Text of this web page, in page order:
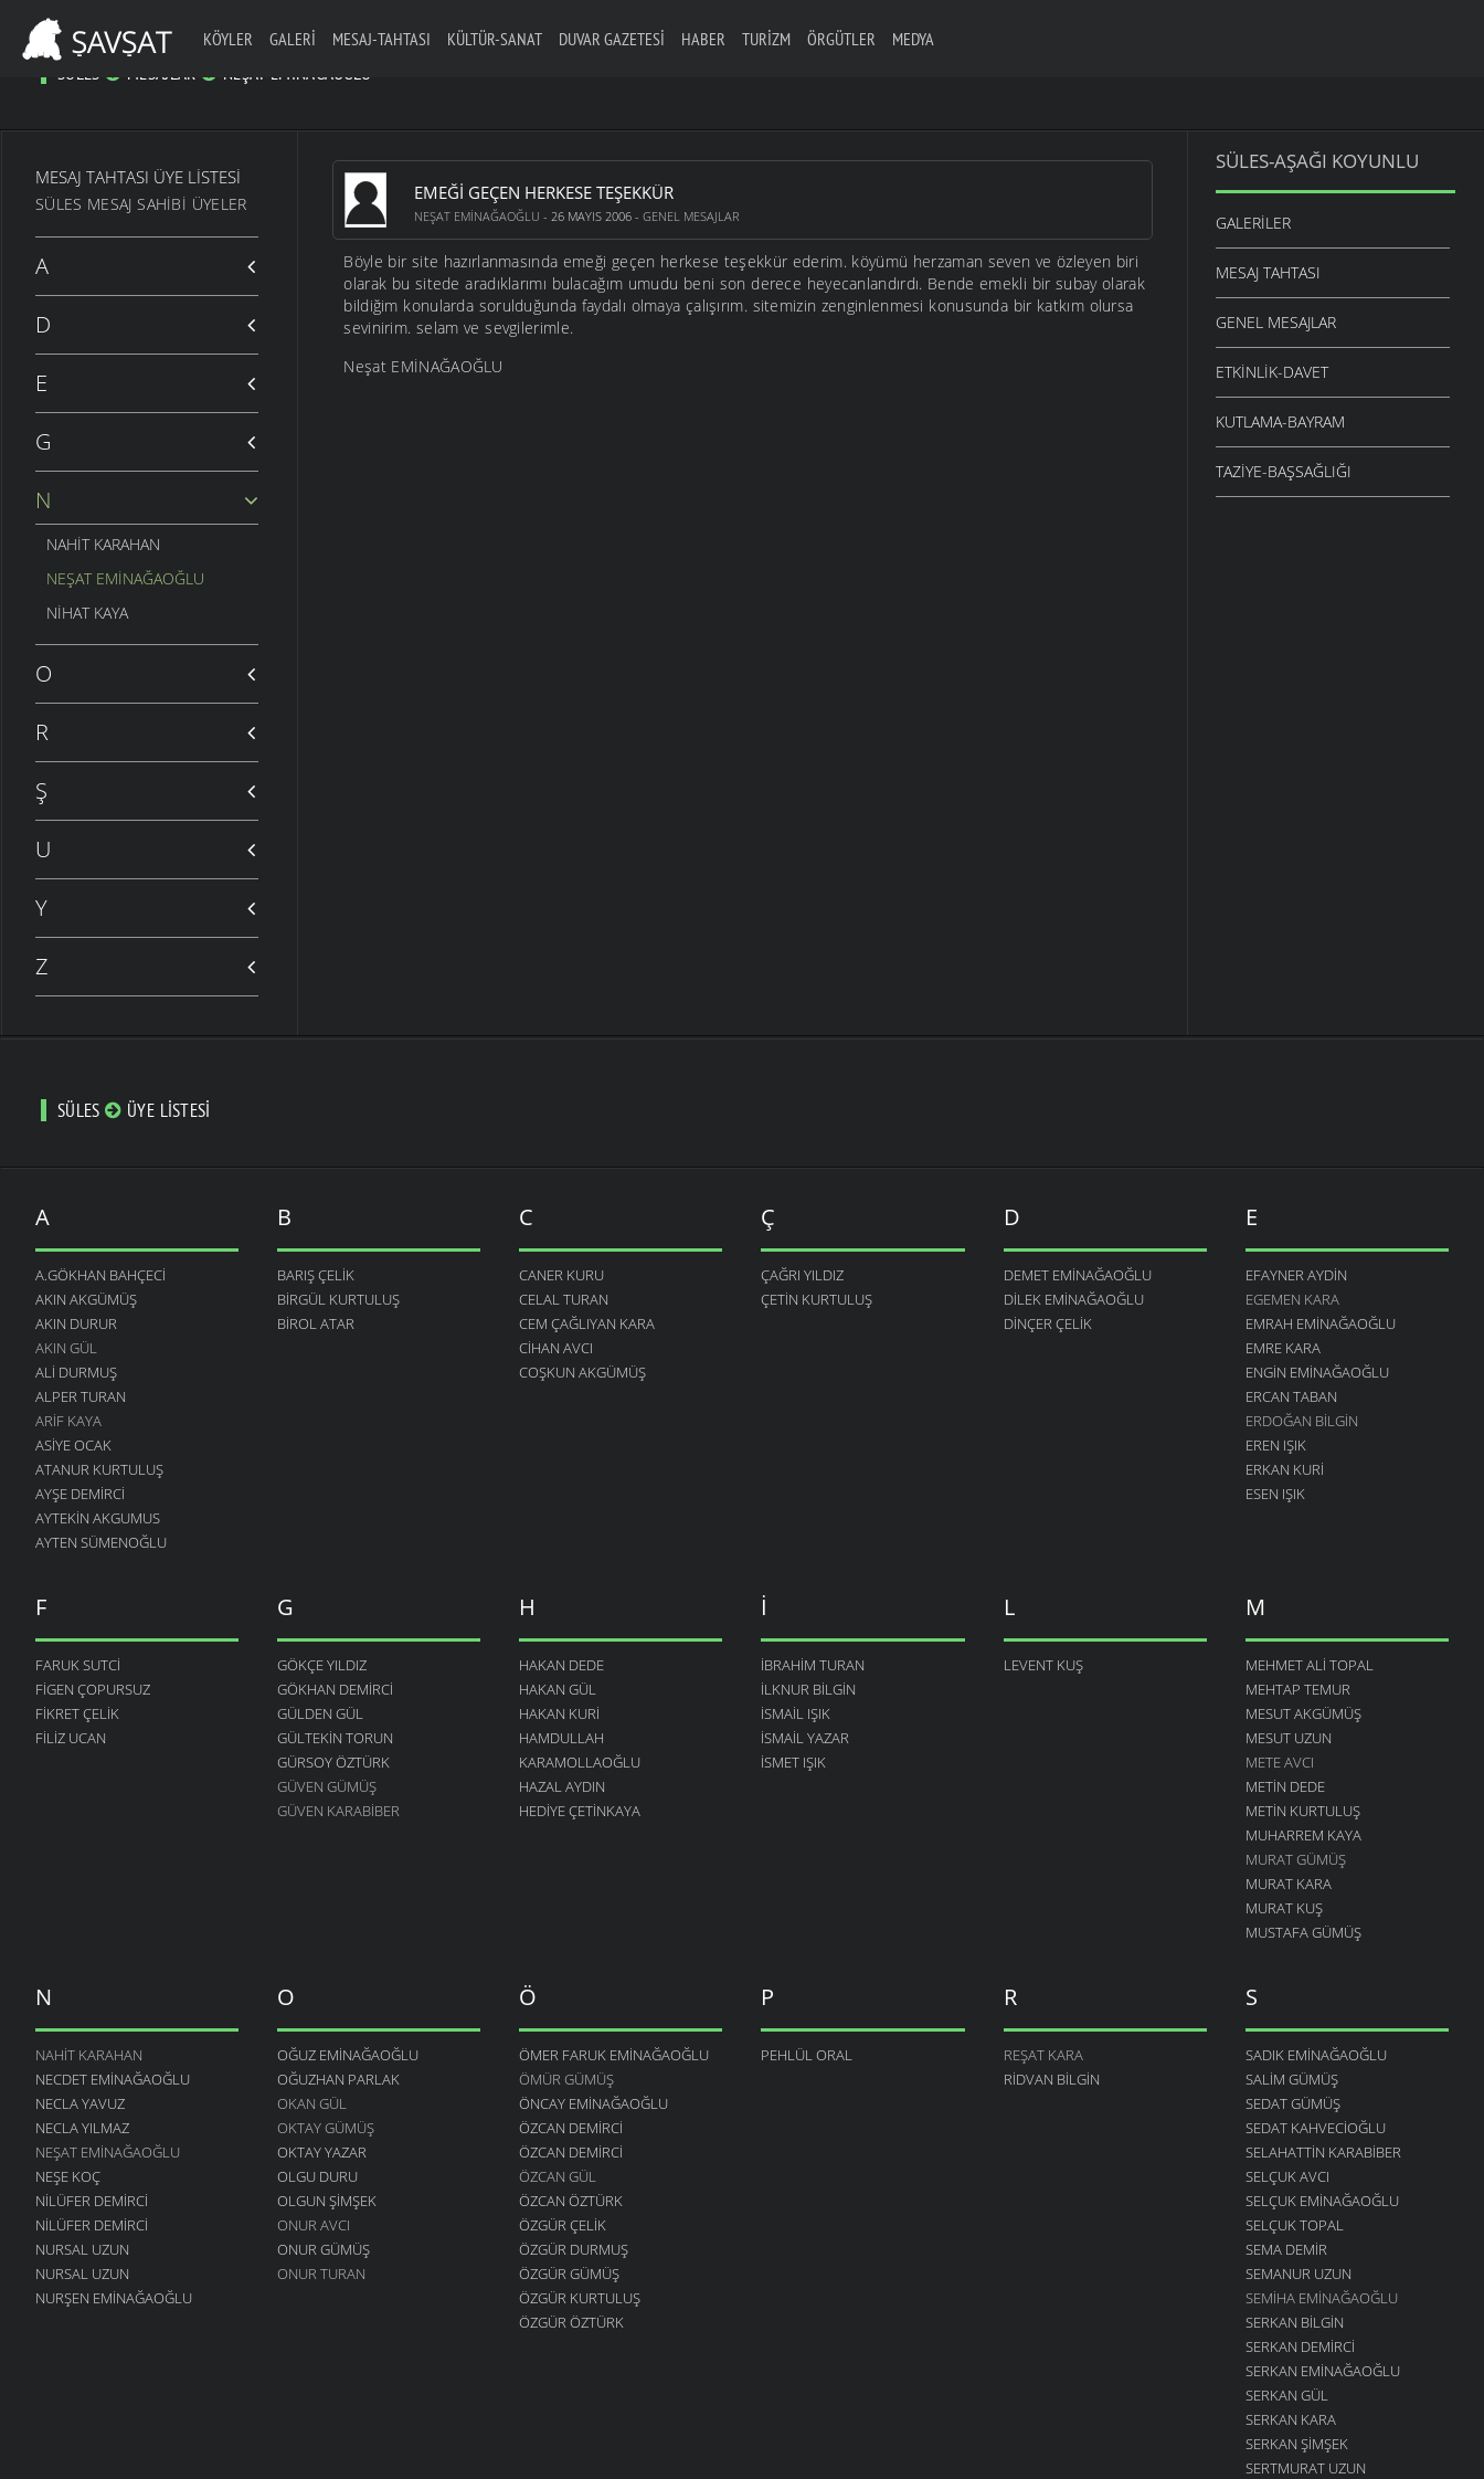
KÖYLER GALERI MESAJ-TAHTASI KÜLTÜR-SANAT DUVAR GAZETESI HABER TURIZM ÖRGÜTLER MEDYA
SÜLES MESAJLAR NEŞAT EMINAĞAOĞLU
MESAJ TAHTASI ÜYE LISTESI
SÜLES MESAJ SAHIBI ÜYELER
A
D
E
G
N
NAHIT KARAHAN
NEŞAT EMINAĞAOĞLU
NIHAT KAYA
O
R
Ş
U
Y
Z
EMEĞI GEÇEN HERKESE TEŞEKKÜR
NEŞAT EMINAĞAOĞLU - 26 MAYIS 2006 -GENEL MESAJLAR
Böyle bir site hazırlanmasında emeği geçen herkese teşekkür ederim. köyümü herzaman seven ve özleyen biri
olarak bu sitede aradıklarımı bulacağım umudu beni son derece heyecanlandırdı. Bende emekli bir subay olarak
bildiğim konularda sorulduğunda faydalı olmaya çalışırım. sitemizin zenginlenmesi konusunda bir katkım olursa
sevinirim. selam ve sevgilerimle.
Neşat EMİNAĞAOĞLU
SÜLES-AŞAĞI KOYUNLU
GALERILER
MESAJ TAHTASI
GENEL MESAJLAR
ETKINLIK-DAVET
KUTLAMA-BAYRAM
TAZIYE-BAŞSAĞLIĞI
SÜLES ÜYE LISTESI
A
A.GÖKHAN BAHÇECI
AKIN AKGÜMÜŞ
AKIN DURUR
AKIN GÜL
ALI DURMUŞ
ALPER TURAN
ARIF KAYA
ASIYE OCAK
ATANUR KURTULUŞ
AYŞE DEMIRCI
AYTEKIN AKGUMUS
AYTEN SÜMENOĞLU
B
BARIŞ ÇELIK
BIRGÜL KURTULUŞ
BIROL ATAR
C
CANER KURU
CELAL TURAN
CEM ÇAĞLIYAN KARA
CIHAN AVCI
COŞKUN AKGÜMÜŞ
Ç
ÇAĞRI YILDIZ
ÇETIN KURTULUŞ
D
DEMET EMINAĞAOĞLU
DILEK EMINAĞAOĞLU
DINÇER ÇELIK
E
EFAYNER AYDIN
EGEMEN KARA
EMRAH EMINAĞAOĞLU
EMRE KARA
ENGIN EMINAĞAOĞLU
ERCAN TABAN
ERDOĞAN BILGIN
EREN IŞIK
ERKAN KURI
ESEN IŞIK
F
FARUK SUTCI
FIGEN ÇOPURSUZ
FIKRET ÇELIK
FILIZ UCAN
G
GÖKÇE YILDIZ
GÖKHAN DEMIRCI
GÜLDEN GÜL
GÜLTEKIN TORUN
GÜRSOY ÖZTÜRK
GÜVEN GÜMÜŞ
GÜVEN KARABIBER
H
HAKAN DEDE
HAKAN GÜL
HAKAN KURI
HAMDULLAH
KARAMOLLAOĞLU
HAZAL AYDIN
HEDIYE ÇETINKAYA
I
İBRAHIM TURAN
İLKNUR BILGIN
İSMAIL IŞIK
ISMAIL YAZAR
ISMET IŞIK
L
LEVENT KUŞ
M
MEHMET ALI TOPAL
MEHTAP TEMUR
MESUT AKGÜMÜŞ
MESUT UZUN
METE AVCI
METIN DEDE
METIN KURTULUŞ
MUHARREM KAYA
MURAT GÜMÜŞ
MURAT KARA
MURAT KUŞ
MUSTAFA GÜMÜŞ
N
NAHIT KARAHAN
NECDET EMINAĞAOĞLU
NECLA YAVUZ
NECLA YILMAZ
NEŞAT EMINAĞAOĞLU
NEŞE KOÇ
NILÜFER DEMIRCI
NILÜFER DEMIRCI
NURSAL UZUN
NURSAL UZUN
NURŞEN EMINAĞAOĞLU
O
OĞUZ EMINAĞAOĞLU
OĞUZHAN PARLAK
OKAN GÜL
OKTAY GÜMÜŞ
OKTAY YAZAR
OLGU DURU
OLGUN ŞIMŞEK
ONUR AVCI
ONUR GÜMÜŞ
ONUR TURAN
Ö
ÖMER FARUK EMINAĞAOĞLU
ÖMÜR GÜMÜŞ
ÖNCAY EMINAĞAOĞLU
ÖZCAN DEMIRCI
ÖZCAN DEMIRCI
ÖZCAN GÜL
ÖZCAN ÖZTÜRK
ÖZGÜR ÇELIK
ÖZGÜR DURMUŞ
ÖZGÜR GÜMÜŞ
ÖZGÜR KURTULUŞ
ÖZGÜR ÖZTÜRK
P
PEHLÜL ORAL
R
REŞAT KARA
RIDVAN BILGIN
S
SADIK EMINAĞAOĞLU
SALIM GÜMÜŞ
SEDAT GÜMÜŞ
SEDAT KAHVECIOĞLU
SELAHATTIN KARABIBER
SELÇUK AVCI
SELÇUK EMINAĞAOĞLU
SELÇUK TOPAL
SEMA DEMIR
SEMANUR UZUN
SEMIHA EMINAĞAOĞLU
SERKAN BILGIN
SERKAN DEMIRCI
SERKAN EMINAĞAOĞLU
SERKAN GÜL
SERKAN KARA
SERKAN ŞIMŞEK
SERTMURAT UZUN